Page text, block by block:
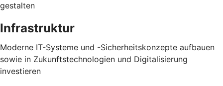
gestalten
Infrastruktur
Moderne IT-Systeme und -Sicherheitskonzepte aufbauen
sowie in Zukunftstechnologien und Digitalisierung
investieren